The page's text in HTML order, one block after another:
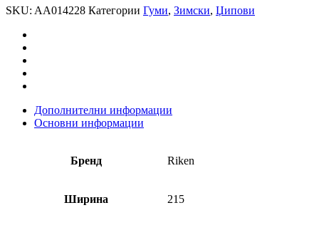
SKU: AA014228 Категории Гуми, Зимски, Џипови
Дополнителни информации
Основни информации
Бренд Riken
Ширина 215